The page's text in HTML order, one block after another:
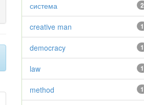
2
система
1
creative man
1
democracy
1
law
1
method